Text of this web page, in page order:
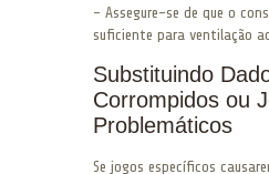
– Assegure-se de que o
suficiente para ventilação
Substituindo
Corrompidos ou
Problemáticos
Se jogos específicos